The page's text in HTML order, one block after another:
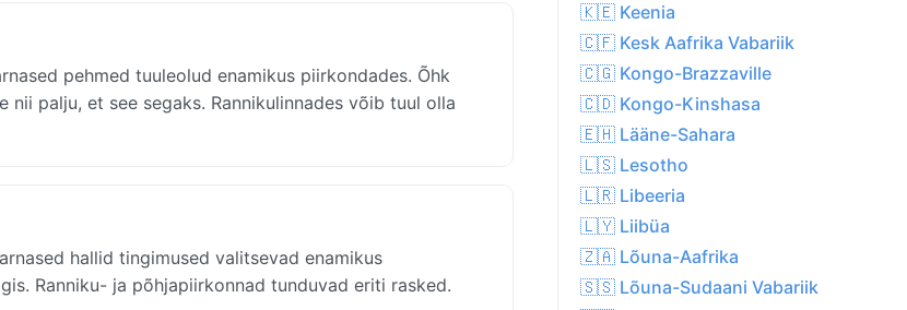
pehmed tuuleolud enamikus piirkondades. Õhk
palju, et see segaks. Rannikulinnades võib tuul olla
hallid tingimused valitsevad enamikus
Ranniku- ja põhjapiirkonnad tunduvad eriti rasked.
🇰🇪 Keenia
🇨🇫 Kesk Aafrika Vabariik
🇨🇬 Kongo-Brazzaville
🇨🇩 Kongo-Kinshasa
🇪🇭 Lääne-Sahara
🇱🇸 Lesotho
🇱🇷 Libeeria
🇱🇾 Liibüa
🇿🇦 Lõuna-Aafrika
🇸🇸 Lõuna-Sudaani Vabariik